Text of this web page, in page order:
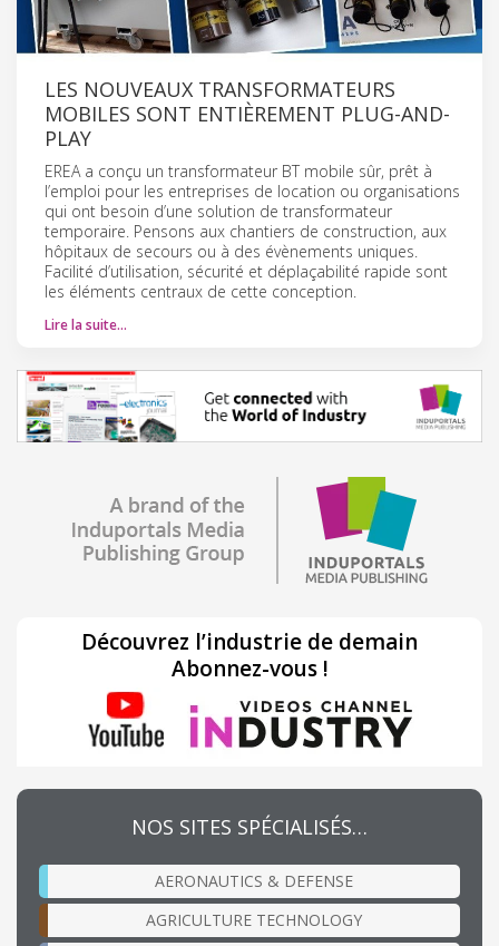
LES NOUVEAUX TRANSFORMATEURS
MOBILES SONT ENTIÈREMENT PLUG-AND-
PLAY
EREA a conçu un transformateur BT mobile sûr, prêt à
l’emploi pour les entreprises de location ou organisations
qui ont besoin d’une solution de transformateur
temporaire. Pensons aux chantiers de construction, aux
hôpitaux de secours ou à des évènements uniques.
Facilité d’utilisation, sécurité et déplaçabilité rapide sont
les éléments centraux de cette conception.
Lire la suite…
Découvrez l’industrie de demain
Abonnez-vous !
NOS SITES SPÉCIALISÉS…
AERONAUTICS & DEFENSE
AGRICULTURE TECHNOLOGY